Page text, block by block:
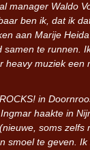
manager Waldo
ben ik, dat ik
aan Marije
te runnen.
muziek een
in
haakte in
soms
smoel te geven.